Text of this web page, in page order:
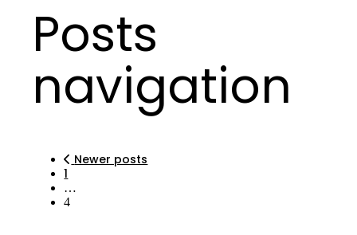
Posts
navigation
Newer posts
1
…
4